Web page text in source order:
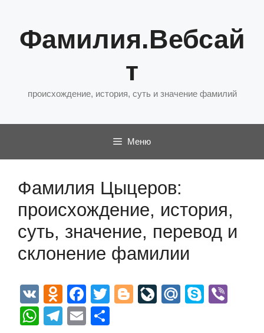
содержимому
Фамилия.Вебсай
т
происхождение, история, суть и значение фамилий
Меню
Фамилия Цыцеров:
происхождение, история,
суть, значение, перевод и
склонение фамилии
V
K
O
d
F
a
T
Bl
Li
M
S
W
T
E